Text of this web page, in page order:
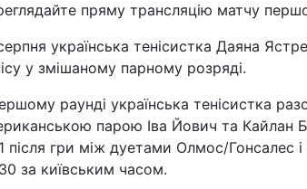
пряму трансляцію матчу
українська тенісистка Даяна
у змішаному парному розряді.
раунді українська тенісистка
парою Іва Йович та Кайлан
після гри між дуетами Олмос/Гонсалес
за київським часом.